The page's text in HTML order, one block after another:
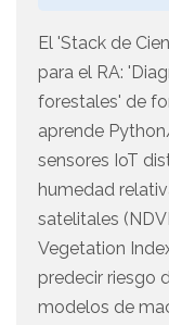
El 'Stack de
para el RA:
forestales' de
aprende
sensores IoT
humedad
satelitales
Vegetation
predecir riesgo
modelos de